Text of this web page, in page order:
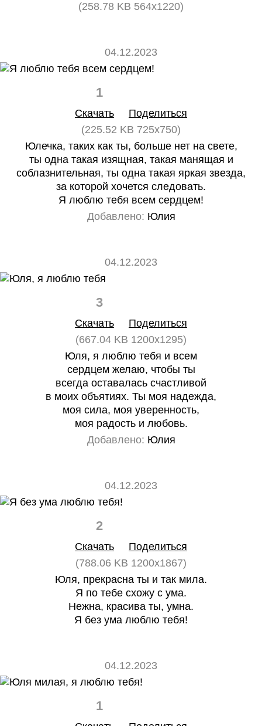
(258.78 KB 564x1220)
04.12.2023
1
Скачать
Поделиться
(225.52 KB 725x750)
Юлечка, таких как ты, больше нет на свете,
ты одна такая изящная, такая манящая и
соблазнительная, ты одна такая яркая звезда,
за которой хочется следовать.
Я люблю тебя всем сердцем!
Добавлено: Юлия
04.12.2023
3
Скачать
Поделиться
(667.04 KB 1200x1295)
Юля, я люблю тебя и всем
сердцем желаю, чтобы ты
всегда оставалась счастливой
в моих объятиях. Ты моя надежда,
моя сила, моя уверенность,
моя радость и любовь.
Добавлено: Юлия
04.12.2023
2
Скачать
Поделиться
(788.06 KB 1200x1867)
Юля, прекрасна ты и так мила.
Я по тебе схожу с ума.
Нежна, красива ты, умна.
Я без ума люблю тебя!
04.12.2023
1